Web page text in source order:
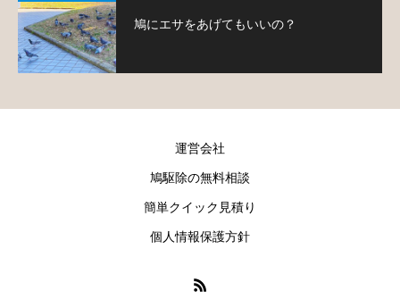
鳩にエサをあげてもいいの？
運営会社
鳩駆除の無料相談
簡単クイック見積り
個人情報保護方針